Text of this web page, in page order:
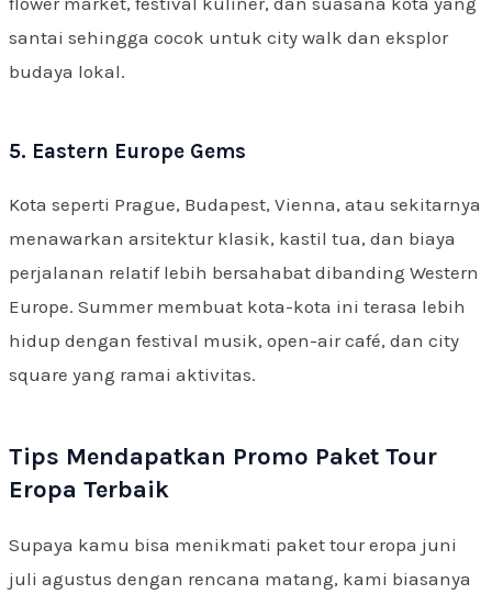
santai sehingga cocok untuk city walk dan eksplor
budaya lokal.
5. Eastern Europe Gems
Kota seperti Prague, Budapest, Vienna, atau sekitarnya
menawarkan arsitektur klasik, kastil tua, dan biaya
perjalanan relatif lebih bersahabat dibanding Western
Europe. Summer membuat kota-kota ini terasa lebih
hidup dengan festival musik, open-air café, dan city
square yang ramai aktivitas.
Tips Mendapatkan Promo Paket Tour
Eropa Terbaik
Supaya kamu bisa menikmati paket tour eropa juni
juli agustus dengan rencana matang, kami biasanya